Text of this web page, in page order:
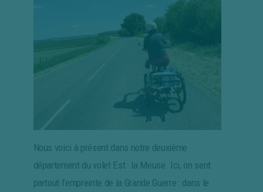
Nous voici à présent dans notre deuxième
département du volet Est : la Meuse. Ici, on sent
partout l’empreinte de la Grande Guerre : dans le